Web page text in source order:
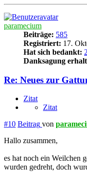
paramecium
Beiträge: 585
Registriert: 17.
Hat sich bedankt:
Danksagung
Re: Neues zur
Zitat
Zitat
#10 Beitrag von
Hallo zusammen,
es hat noch ein Weilchen
wurden gedreht, doch